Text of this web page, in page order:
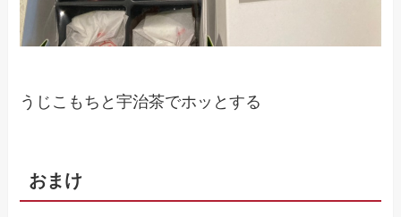
うじこもちと宇治茶でホッとする
おまけ